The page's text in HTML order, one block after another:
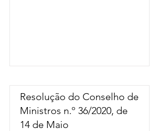
Resolução do Conselho de
Ministros n.º 36/2020, de
14 de Maio